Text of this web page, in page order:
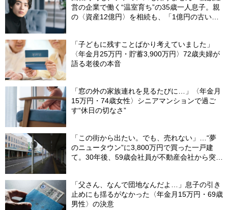
営の企業で働く“温室育ち”の35歳一人息子。親
の〈資産12億円〉を相続も、「1億円の古いビ
「子どもに残すことばかり考えていました」
〈年金月25万円・貯蓄3,900万円〉72歳夫婦が
語る老後の本音
「窓の外の家族連れを見るたびに…」〈年金月
15万円・74歳女性〉シニアマンションで過ご
す“休日の切なさ”
「この街から出たい。でも、売れない」…“夢
のニュータウン”に3,800万円で買った一戸建
て。30年後、59歳会社員が不動産会社から突き
「父さん、なんで団地なんだよ…」息子の引き
止めにも揺るがなかった〈年金月15万円・69歳
男性〉の決意